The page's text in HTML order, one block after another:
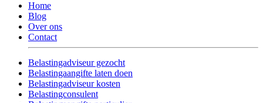
Home
Blog
Over ons
Contact
Belastingadviseur gezocht
Belastingaangifte laten doen
Belastingadviseur kosten
Belastingconsulent